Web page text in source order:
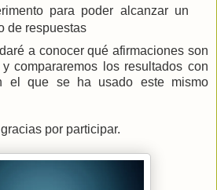
para poder alcanzar un
de respuestas
a conocer qué afirmaciones son
compararemos los resultados con
el que se ha usado este mismo
por participar.